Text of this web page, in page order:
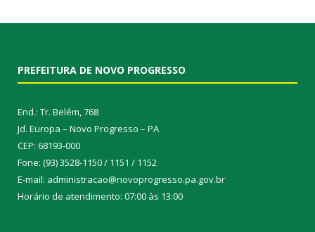
PREFEITURA DE NOVO PROGRESSO
End.: Tr. Belém, 768
Jd. Europa – Novo Progresso – PA
CEP: 68193-000
Fone: (93) 3528-1150 / 1151 / 1152
E-mail: administracao@novoprogresso.pa.gov.br
Horário de atendimento: 07:00 às 13:00